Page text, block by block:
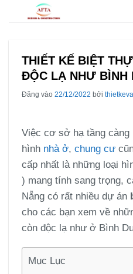
THIẾT KẾ BIỆT
ĐỘC LẠ NHƯ BÌNH
Đăng vào 22/12/2022 bởi
Việc cơ sở hạ tầng càng
hình nhà ở, chung cư
cấp nhất là những loại
) mang tính sang trọng,
Nẵng có rất nhiều dự án
cho các bạn xem về
còn độc lạ như ở Bình
Mục Lục